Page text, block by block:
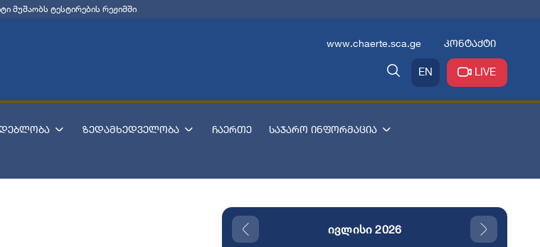
მუშაობს ტესტირების რეჟიმში
www.chaerte.sca.ge კონტაქტი
EN LIVE
ზედამხედველობა ჩაერთე საჯარო ინფორმაცია
ივლისი 2026